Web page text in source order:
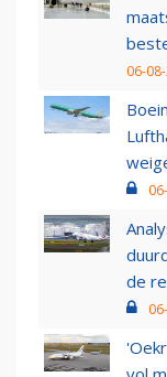
06-
de